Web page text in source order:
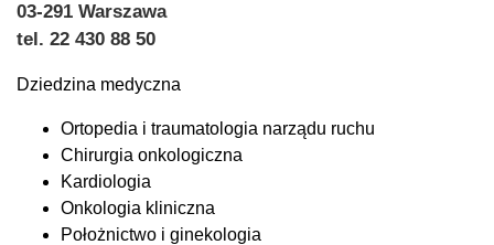
03-291 Warszawa
tel. 22 430 88 50
Dziedzina medyczna
Ortopedia i traumatologia narządu ruchu
Chirurgia onkologiczna
Kardiologia
Onkologia kliniczna
Położnictwo i ginekologia